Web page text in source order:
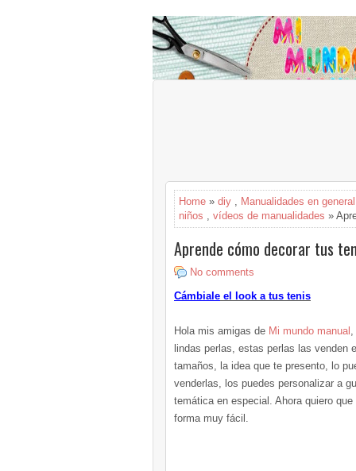
Home » diy , Manualidades en general
niños , vídeos de manualidades »
Aprende cómo decorar tus
No comments
Cámbiale el look a tus tenis
Hola mis amigas de Mi mundo manual ,
lindas perlas, estas perlas las
tamaños, la idea que te presento, lo
venderlas, los puedes personalizar a
temática en especial. Ahora quiero
forma muy fácil.